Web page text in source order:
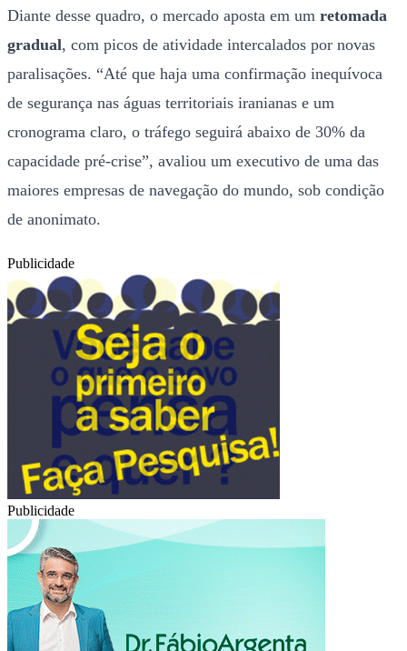
Diante desse quadro, o mercado aposta em um retomada
gradual, com picos de atividade intercalados por novas
paralisações. “Até que haja uma confirmação inequívoca
de segurança nas águas territoriais iranianas e um
cronograma claro, o tráfego seguirá abaixo de 30% da
capacidade pré-crise”, avaliou um executivo de uma das
maiores empresas de navegação do mundo, sob condição
de anonimato.
Publicidade
Publicidade